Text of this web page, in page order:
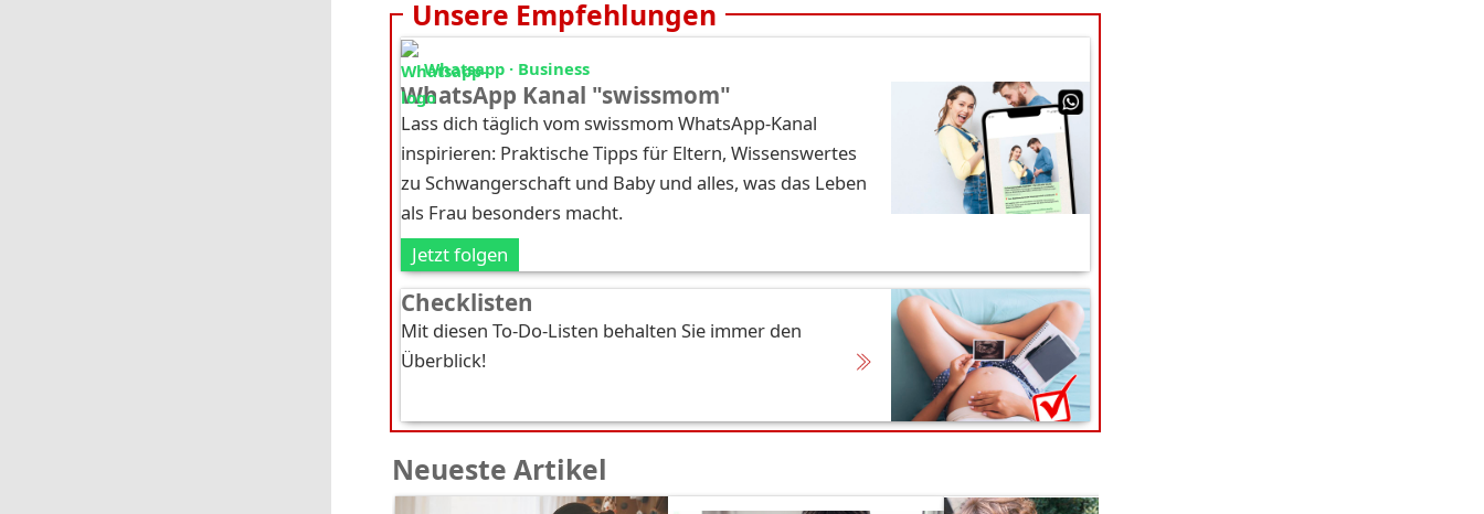
Unsere Empfehlungen
Whatsapp · Business
WhatsApp Kanal "swissmom"
Lass dich täglich vom swissmom WhatsApp-Kanal
inspirieren: Praktische Tipps für Eltern, Wissenswertes
zu Schwangerschaft und Baby und alles, was das Leben
als Frau besonders macht.
Jetzt folgen
Checklisten
Mit diesen To-Do-Listen behalten Sie immer den
Überblick!
Neueste Artikel